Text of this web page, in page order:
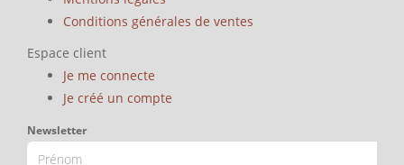
Conditions générales de ventes
Espace client
Je me connecte
Je créé un compte
Newsletter